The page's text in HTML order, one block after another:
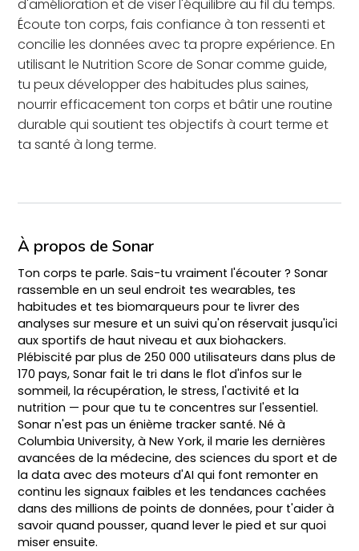
d'amélioration et de viser l'équilibre au fil du temps.
Écoute ton corps, fais confiance à ton ressenti et
concilie les données avec ta propre expérience. En
utilisant le Nutrition Score de Sonar comme guide,
tu peux développer des habitudes plus saines,
nourrir efficacement ton corps et bâtir une routine
durable qui soutient tes objectifs à court terme et
ta santé à long terme.
À propos de Sonar
Ton corps te parle. Sais-tu vraiment l'écouter ? Sonar
rassemble en un seul endroit tes wearables, tes
habitudes et tes biomarqueurs pour te livrer des
analyses sur mesure et un suivi qu'on réservait jusqu'ici
aux sportifs de haut niveau et aux biohackers.
Plébiscité par plus de 250 000 utilisateurs dans plus de
170 pays, Sonar fait le tri dans le flot d'infos sur le
sommeil, la récupération, le stress, l'activité et la
nutrition — pour que tu te concentres sur l'essentiel.
Sonar n'est pas un énième tracker santé. Né à
Columbia University, à New York, il marie les dernières
avancées de la médecine, des sciences du sport et de
la data avec des moteurs d'AI qui font remonter en
continu les signaux faibles et les tendances cachées
dans des millions de points de données, pour t'aider à
savoir quand pousser, quand lever le pied et sur quoi
miser ensuite.